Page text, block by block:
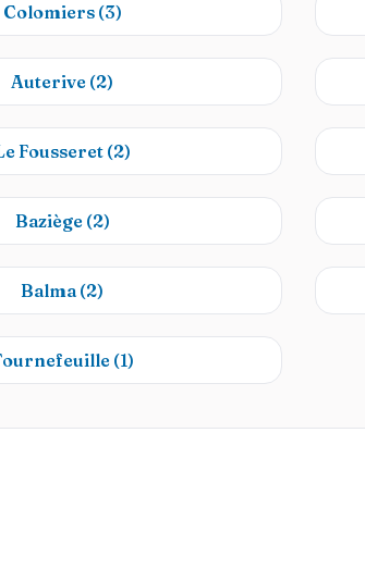
Colomiers (3)
Auterive (2)
Fousseret (2)
Baziège (2)
Balma(2)
(1)